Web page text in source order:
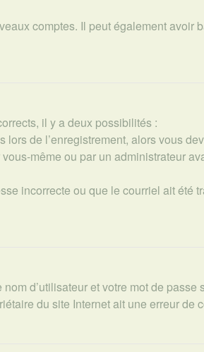
comptes. Il peut également
il y a deux possibilités :
de l’enregistrement, alors vous
même ou par un administrateur
incorrecte ou que le courriel ait été
d’utilisateur et votre mot de
du site Internet ait une erreur de